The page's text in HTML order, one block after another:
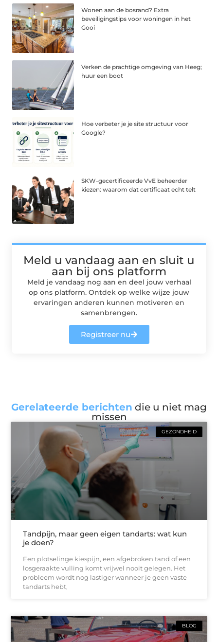
Wonen aan de bosrand? Extra
beveiligingstips voor woningen in het
Gooi
Verken de prachtige omgeving van Heeg;
huur een boot
Hoe verbeter je je site structuur voor
Google?
SKW-gecertificeerde VvE beheerder
kiezen: waarom dat certificaat echt telt
Meld u vandaag aan en sluit u
aan bij ons platform
Meld je vandaag nog aan en deel jouw verhaal
op ons platform. Ontdek op welke wijze jouw
ervaringen anderen kunnen motiveren en
samenbrengen.
Registreer nu
Gerelateerde berichten die u niet mag
missen
GEZONDHEID
Tandpijn, maar geen eigen tandarts: wat kun
je doen?
Een plotselinge kiespijn, een afgebroken tand of een
losgeraakte vulling komt vrijwel nooit gelegen. Het
probleem wordt nog lastiger wanneer je geen vaste
tandarts hebt,
BLOG